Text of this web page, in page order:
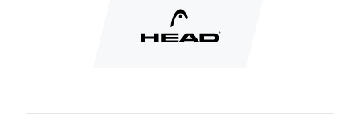
ondersteuning. Het is een prima schoen voor zowel padel